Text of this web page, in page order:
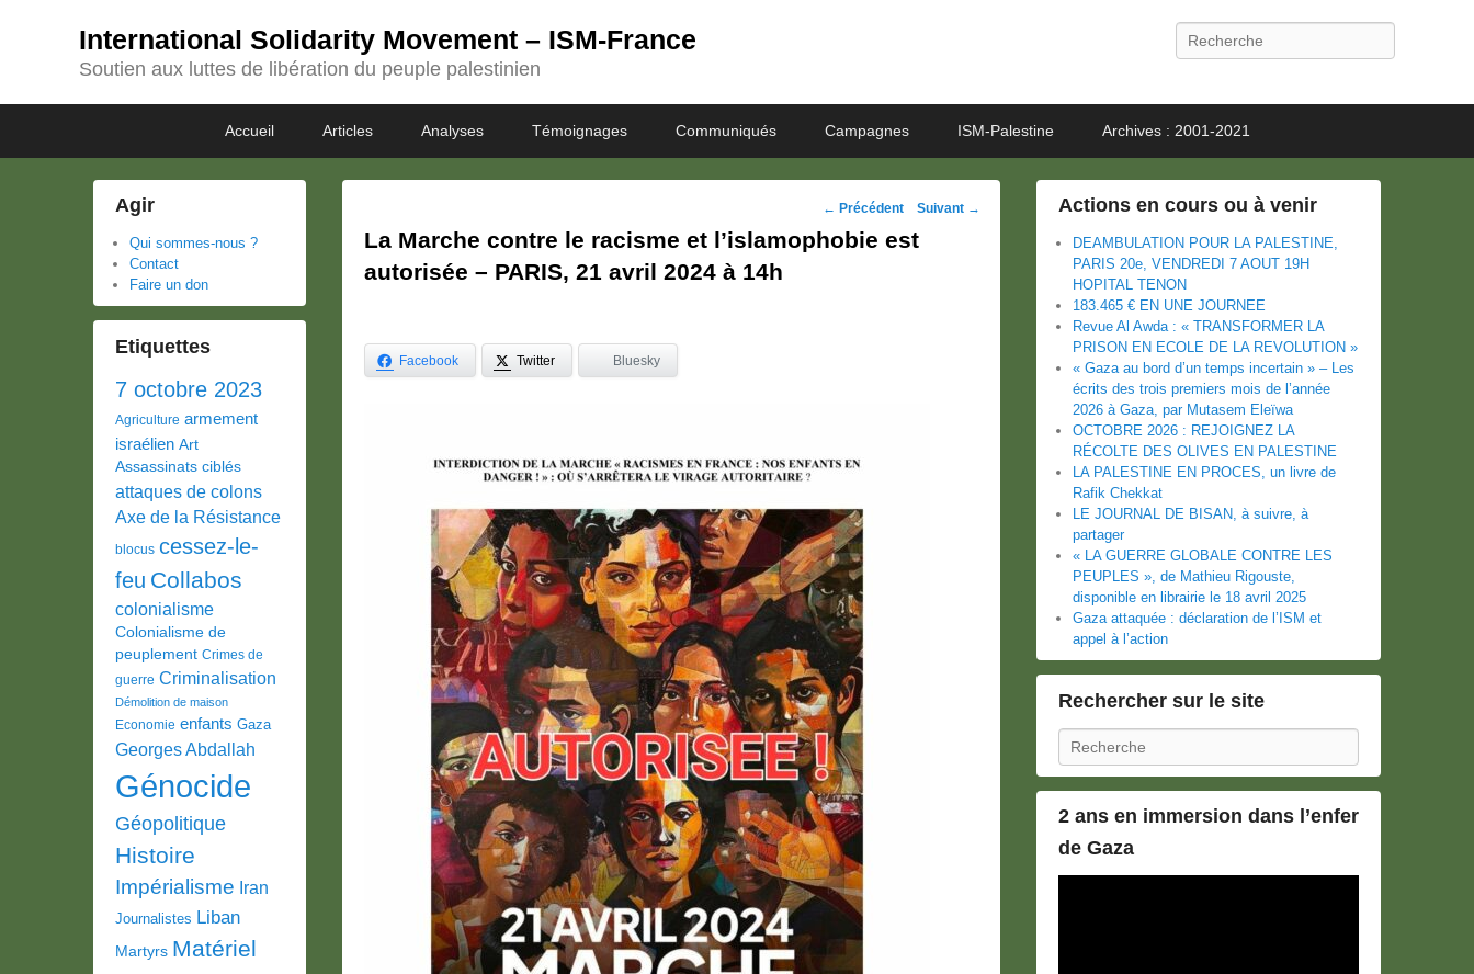
International Solidarity Movement – ISM-France
Soutien aux luttes de libération du peuple palestinien
Recherche
menu
Accueil Articles Analyses Témoignages Communiqués Campagnes ISM-Palestine Archives : 2001-2021
Navigation
des
← Précédent Suivant →
La Marche contre le racisme et l’islamophobie est
autorisée – PARIS, 21 avril 2024 à 14h
Facebook Twitter Bluesky
Actions en cours ou à venir
DEAMBULATION POUR LA PALESTINE,
PARIS 20e, VENDREDI 7 AOUT 19H
HOPITAL TENON
183.465 € EN UNE JOURNEE
Revue Al Awda : « TRANSFORMER LA
PRISON EN ECOLE DE LA REVOLUTION »
« Gaza au bord d’un temps incertain » – Les
écrits des trois premiers mois de l’année
2026 à Gaza, par Mutasem Eleïwa
OCTOBRE 2026 : REJOIGNEZ LA
RÉCOLTE DES OLIVES EN PALESTINE
LA PALESTINE EN PROCES, un livre de
Rafik Chekkat
LE JOURNAL DE BISAN, à suivre, à
partager
« LA GUERRE GLOBALE CONTRE LES
PEUPLES », de Mathieu Rigouste,
disponible en librairie le 18 avril 2025
Gaza attaquée : déclaration de l’ISM et
appel à l’action
Rechercher sur le site
Recherche
2 ans en immersion dans l’enfer
de Gaza
Agir
Qui sommes-nous ?
Contact
Faire un don
Etiquettes
7 octobre 2023
Agriculture armement
israélien Art
Assassinats ciblés
attaques de colons
Axe de la Résistance
blocus cessez-le-
feu Collabos
colonialisme
Colonialisme de
peuplement Crimes de
guerre Criminalisation
Démolition de maison
Economie enfants Gaza
Georges Abdallah
Génocide
Géopolitique
Histoire
Impérialisme Iran
Journalistes Liban
Martyrs Matériel